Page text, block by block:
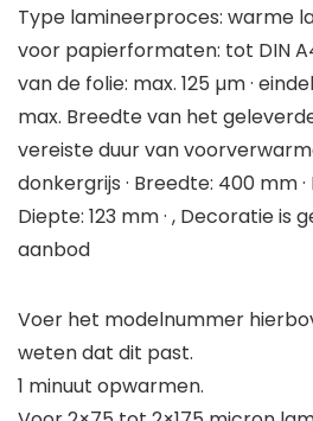
Type lamineerproces: warme
voor papierformaten: tot DIN
van de folie: max. 125 µm ·
max. Breedte van het
vereiste duur van
donkergrijs · Breedte: 400 mm ·
Diepte: 123 mm · , Decoratie is
aanbod
Voer het modelnummer
weten dat dit past.
1 minuut opwarmen.